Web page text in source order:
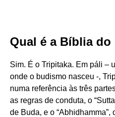
Qual é a Bíblia
Sim. É o Tripitaka. Em páli –
onde o budismo nasceu -,
numa referência às três
as regras de conduta, o
de Buda, e o “Abhidhamma”,